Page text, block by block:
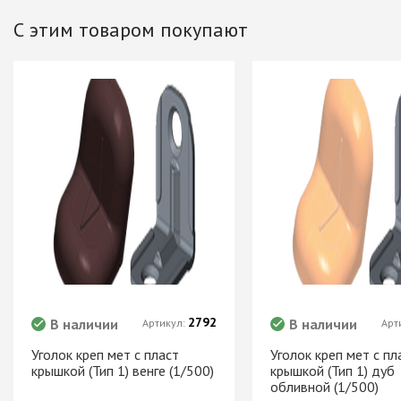
ТРУБА D=32 и
перил
ТРУБА D=50мм И
Системы
дверей
Система для
Система
AVIRA
Система шкафа-
Hettich
С этим товаром покупают
Уголок креп мет с пласт
крышкой (Тип 1) венге (1/500)
В наличии Артикул: 2792
Уголок креп мет с
крышкой (Тип 1) дуб
обливной (1/500)
В наличии